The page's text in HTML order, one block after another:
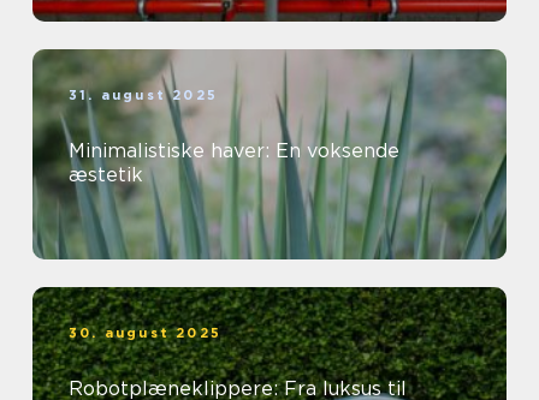
31. august 2025
Minimalistiske haver: En voksende
æstetik
30. august 2025
Robotplæneklippere: Fra luksus til